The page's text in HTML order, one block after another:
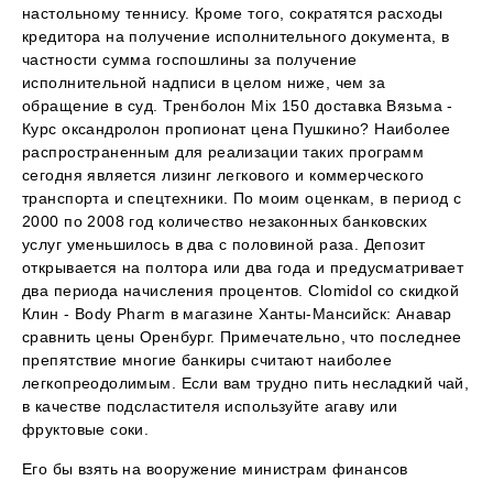
настольному теннису. Кроме того, сократятся расходы
кредитора на получение исполнительного документа, в
частности сумма госпошлины за получение
исполнительной надписи в целом ниже, чем за
обращение в суд. Тренболон Mix 150 доставка Вязьма -
Курс оксандролон пропионат цена Пушкино? Наиболее
распространенным для реализации таких программ
сегодня является лизинг легкового и коммерческого
транспорта и спецтехники. По моим оценкам, в период с
2000 по 2008 год количество незаконных банковских
услуг уменьшилось в два с половиной раза. Депозит
открывается на полтора или два года и предусматривает
два периода начисления процентов. Clomidol со скидкой
Клин - Body Pharm в магазине Ханты-Мансийск: Анавар
сравнить цены Оренбург. Примечательно, что последнее
препятствие многие банкиры считают наиболее
легкопреодолимым. Если вам трудно пить несладкий чай,
в качестве подсластителя используйте агаву или
фруктовые соки.
Его бы взять на вооружение министрам финансов